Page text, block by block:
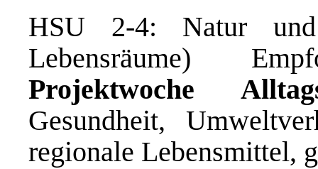
HSU 2-4: Natur
Lebensräume)
Projektwoche
Gesundheit,
regionale Lebensmittel,